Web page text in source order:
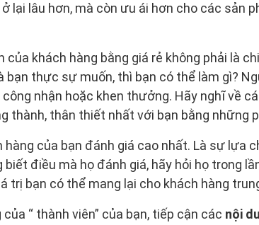
lại lâu hơn, mà còn ưu ái hơn cho các sản
khách hàng bằng giá rẻ không phải là
bạn thực sự muốn, thì bạn có thể làm gì?
nhận hoặc khen thưởng. Hãy nghĩ về
thành, thân thiết nhất với bạn bằng những
của bạn đánh giá cao nhất. Là sự lựa
điều mà họ đánh giá, hãy hỏi họ trong
trị bạn có thể mang lại cho khách hàng
“ thành viên” của bạn, tiếp cận các nội